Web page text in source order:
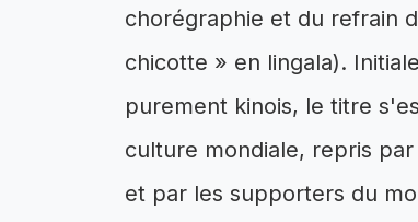
chorégraphie et du refrain
chicotte » en lingala).
purement kinois, le titre
culture mondiale, repris
et par les supporters du